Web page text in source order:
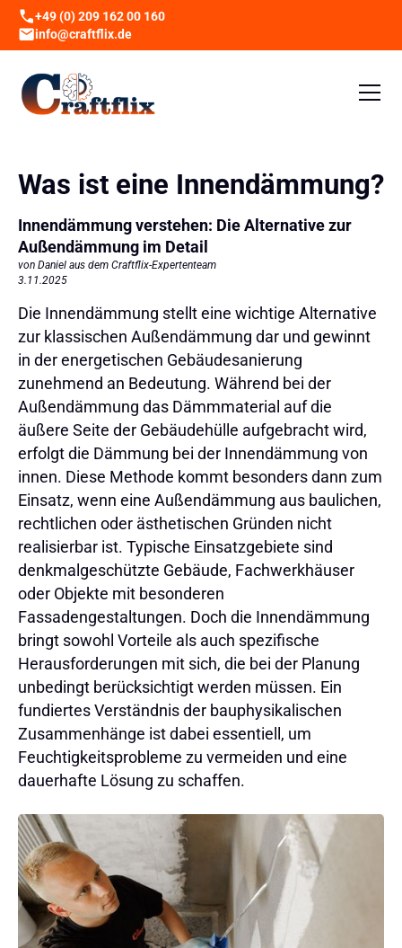
+49 (0) 209 162 00 160
info@craftflix.de
Was ist eine Innendämmung?
Innendämmung verstehen: Die Alternative zur
Außendämmung im Detail
von Daniel aus dem Craftflix-Expertenteam
3.11.2025
Die Innendämmung stellt eine wichtige Alternative
zur klassischen Außendämmung dar und gewinnt
in der energetischen Gebäudesanierung
zunehmend an Bedeutung. Während bei der
Außendämmung das Dämmmaterial auf die
äußere Seite der Gebäudehülle aufgebracht wird,
erfolgt die Dämmung bei der Innendämmung von
innen. Diese Methode kommt besonders dann zum
Einsatz, wenn eine Außendämmung aus baulichen,
rechtlichen oder ästhetischen Gründen nicht
realisierbar ist. Typische Einsatzgebiete sind
denkmalgeschützte Gebäude, Fachwerkhäuser
oder Objekte mit besonderen
Fassadengestaltungen. Doch die Innendämmung
bringt sowohl Vorteile als auch spezifische
Herausforderungen mit sich, die bei der Planung
unbedingt berücksichtigt werden müssen. Ein
fundiertes Verständnis der bauphysikalischen
Zusammenhänge ist dabei essentiell, um
Feuchtigkeitsprobleme zu vermeiden und eine
dauerhafte Lösung zu schaffen.